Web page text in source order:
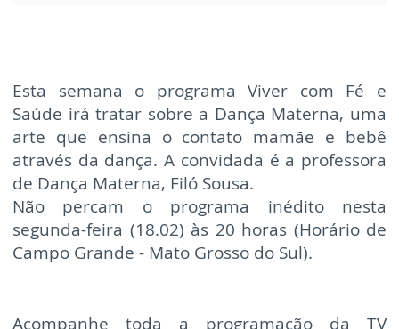
Esta semana o programa Viver com Fé e
Saúde irá tratar sobre a Dança Materna, uma
arte que ensina o contato mamãe e bebê
através da dança. A convidada é a professora
de Dança Materna, Filó Sousa.
Não percam o programa inédito nesta
segunda-feira (18.02) às 20 horas (Horário de
Campo Grande - Mato Grosso do Sul).
Acompanhe toda a programação da TV